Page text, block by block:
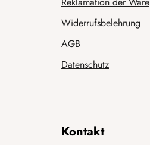
Widerrufsbelehrung
AGB
Datenschutz
Kontakt